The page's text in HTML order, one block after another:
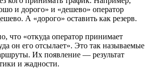
и дорого» и «дешево» оператор
А «дорого» оставить как резерв.
что «откуда оператор принимает
он его отсылает». Это так называемые
Их появление — результат
и жадности.